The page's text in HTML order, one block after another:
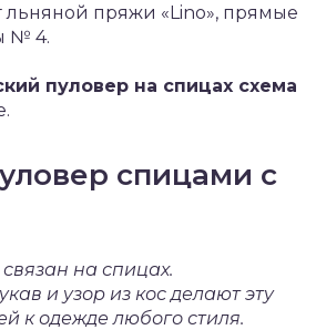
льняной пряжи «Lino», прямые
№ 4.
пуловер на спицах схема
спицами с
на спицах.
и узор из кос делают эту
к одежде любого стиля.